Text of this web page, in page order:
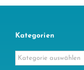
Kategorien
Kategorien